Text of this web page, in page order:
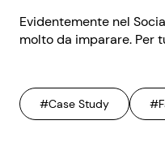
Evidentemente nel
molto da imparare. Per
#Case Study